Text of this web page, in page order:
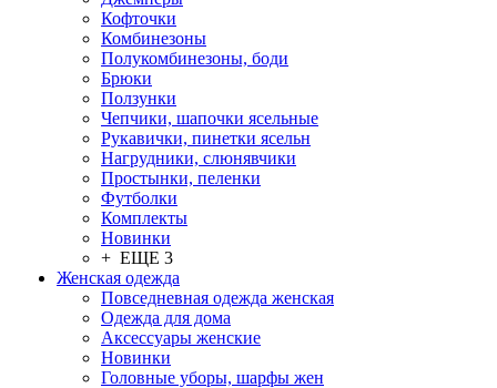
Кофточки
Комбинезоны
Полукомбинезоны, боди
Брюки
Ползунки
Чепчики, шапочки ясельные
Рукавички, пинетки ясельн
Нагрудники, слюнявчики
Простынки, пеленки
Футболки
Комплекты
Новинки
+ ЕЩЕ 3
Женская одежда
Повседневная одежда женская
Одежда для дома
Аксессуары женские
Новинки
Головные уборы, шарфы жен